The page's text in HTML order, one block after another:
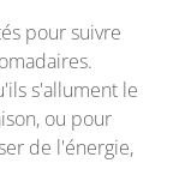
pour suivre
s'allument le
ou pour
de l'énergie,